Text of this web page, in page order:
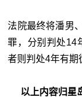
法院最终将潘男
罪，分别判处14
者则判处4年有期
以上内容归星